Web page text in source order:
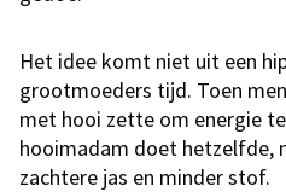
Het idee komt niet uit een
grootmoeders tijd. Toen
met hooi zette om energie
hooimadam doet hetzelfde,
zachtere jas en minder stof.